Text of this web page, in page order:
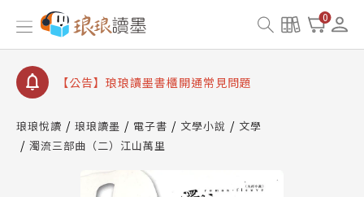
0
【公告】因 Readmoo 讀墨系統維護中，本站同步暫
停部分閱讀服務
【公告】琅琅讀墨數位閱讀資產合併與書櫃開通申請
【公告】琅琅讀墨書櫃開通常見問題
請圖文教學
【公告】琅琅書店服務升級重要說明及資產合併結果
查詢
【公告】因 Readmoo 讀墨系統維護中，本站同步暫
停部分閱讀服務
琅琅悅讀 琅琅讀墨 電子書 文學小說
文學
濁流三部曲（二）江山萬里